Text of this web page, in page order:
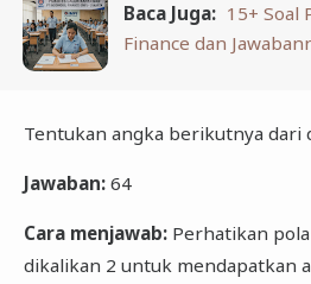
Baca Juga: 15+ Soal
Finance dan
Tentukan angka berikutnya dari
Jawaban:64
Cara menjawab:Perhatikan
dikalikan 2 untuk mendapatkan